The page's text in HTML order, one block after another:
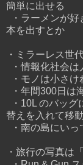
簡単に出せる
・ラーメンが好
本を出すとか
・ミラーレス世
・情報化社会は
・モノは小さけ
・年間300日は
・10L のバッグ
替えを入れて移動
・南の島にいっ
・旅行の写真は